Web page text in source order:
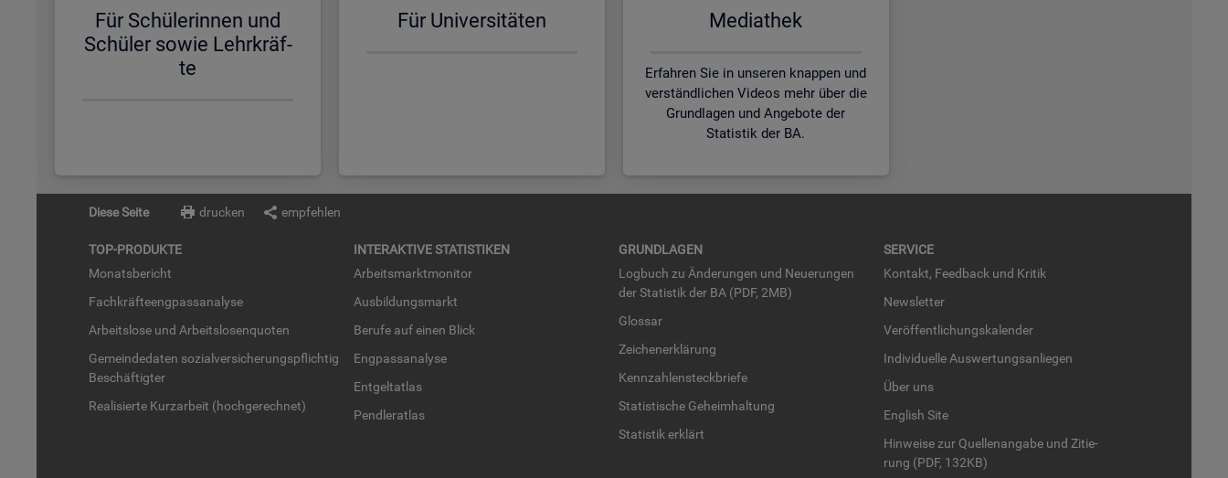
Für Schü­le­rin­nen und
Schü­ler sowie Lehr­kräf­
te
Für Uni­ver­si­tä­ten Me­dia­thek
Erfahren Sie in unseren knappen und
verständlichen Videos mehr über die
Grundlagen und Angebote der
Statistik der BA.
Diese Seite drucken empfehlen
TOP-PRO­DUK­TE
Mo­nats­be­richt
Fach­kräf­te­eng­pass­ana­ly­se
Ar­beits­lo­se und Ar­beits­lo­sen­quo­ten
Ge­mein­de­da­ten so­zi­al­ver­si­che­rungs­pflich­tig
Be­schäf­tig­ter
Rea­li­sier­te Kurz­ar­beit (hoch­ge­rech­net)
IN­TER­AK­TI­VE STA­TIS­TI­KEN
Ar­beits­markt­mo­ni­tor
Aus­bil­dungs­markt
Be­ru­fe auf einen Blick
Eng­pass­ana­ly­se
Ent­gel­t­at­las
Pend­ler­at­las
GRUND­LA­GEN
Log­buch zu Än­de­run­gen und Neue­run­gen
der Sta­tis­tik der BA (PDF, 2MB)
Glos­sar
Zei­chen­er­klä­rung
Kenn­zah­len­steck­brie­fe
Sta­tis­ti­sche Ge­heim­hal­tung
Sta­tis­tik er­klärt
SER­VICE
Kon­takt, Feed­back und Kri­tik
News­let­ter
Ver­öf­fent­li­chungs­ka­len­der
In­di­vi­du­el­le Aus­wer­tungs­an­lie­gen
Über uns
English Site
Hin­wei­se zur Quel­len­an­ga­be und Zi­tie­
rung (PDF, 132KB)